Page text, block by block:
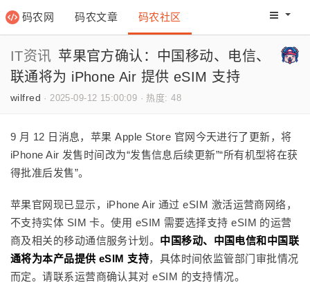
码农网 码农文章 码农社区 码农网
IT资讯 苹果官方确认：中国移动、电信、
联通将为 iPhone Air 提供 eSIM 支持
wilfred ·2025-09-12 15:00:09 · 热度: 48
9 月 12 日消息，苹果 Apple Store 官网今天进行了更新，将
iPhone Air 发售时间改为“发售信息后续更新”“所有机型将在获
得批准后发售”。
苹果官网现已显示，iPhone Air 通过 eSIM 激活运营商网络，
不支持实体 SIM 卡。使用 eSIM 需要选择支持 eSIM 的运营
商及相关的移动通信服务计划。 中国移动、中国电信和中国联
通将为本产品提供 eSIM 支持，具体时间依监管部门审批情况
而定。请联系运营商确认其对 eSIM 的支持情况。